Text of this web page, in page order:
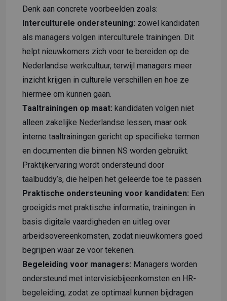
Denk aan concrete voorbeelden zoals:
Interculturele ondersteuning: zowel kandidaten
als managers volgen interculturele trainingen. Dit
helpt nieuwkomers zich voor te bereiden op de
Nederlandse werkcultuur, terwijl managers meer
inzicht krijgen in culturele verschillen en hoe ze
hiermee om kunnen gaan.
Taaltrainingen op maat: kandidaten volgen niet
alleen zakelijke Nederlandse lessen, maar ook
interne taaltrainingen gericht op specifieke termen
en documenten die binnen NS worden gebruikt.
Praktijkervaring wordt ondersteund door
taalbuddy’s, die helpen het geleerde toe te passen.
Praktische ondersteuning voor kandidaten: Een
groeigids met praktische informatie, trainingen in
basis digitale vaardigheden en uitleg over
arbeidsovereenkomsten, zodat nieuwkomers goed
begrijpen waar ze voor tekenen.
Begeleiding voor managers: Managers worden
ondersteund met intervisiebijeenkomsten en HR-
begeleiding, zodat ze optimaal kunnen bijdragen